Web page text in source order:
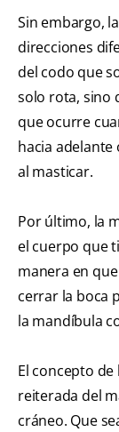
Sin embargo,
direcciones
del codo que
solo rota, sino
que ocurre
hacia
al masticar.
Por último, la
el cuerpo que
manera en
cerrar la boca
la mandíbula
El concepto de
reiterada del
cráneo. Que